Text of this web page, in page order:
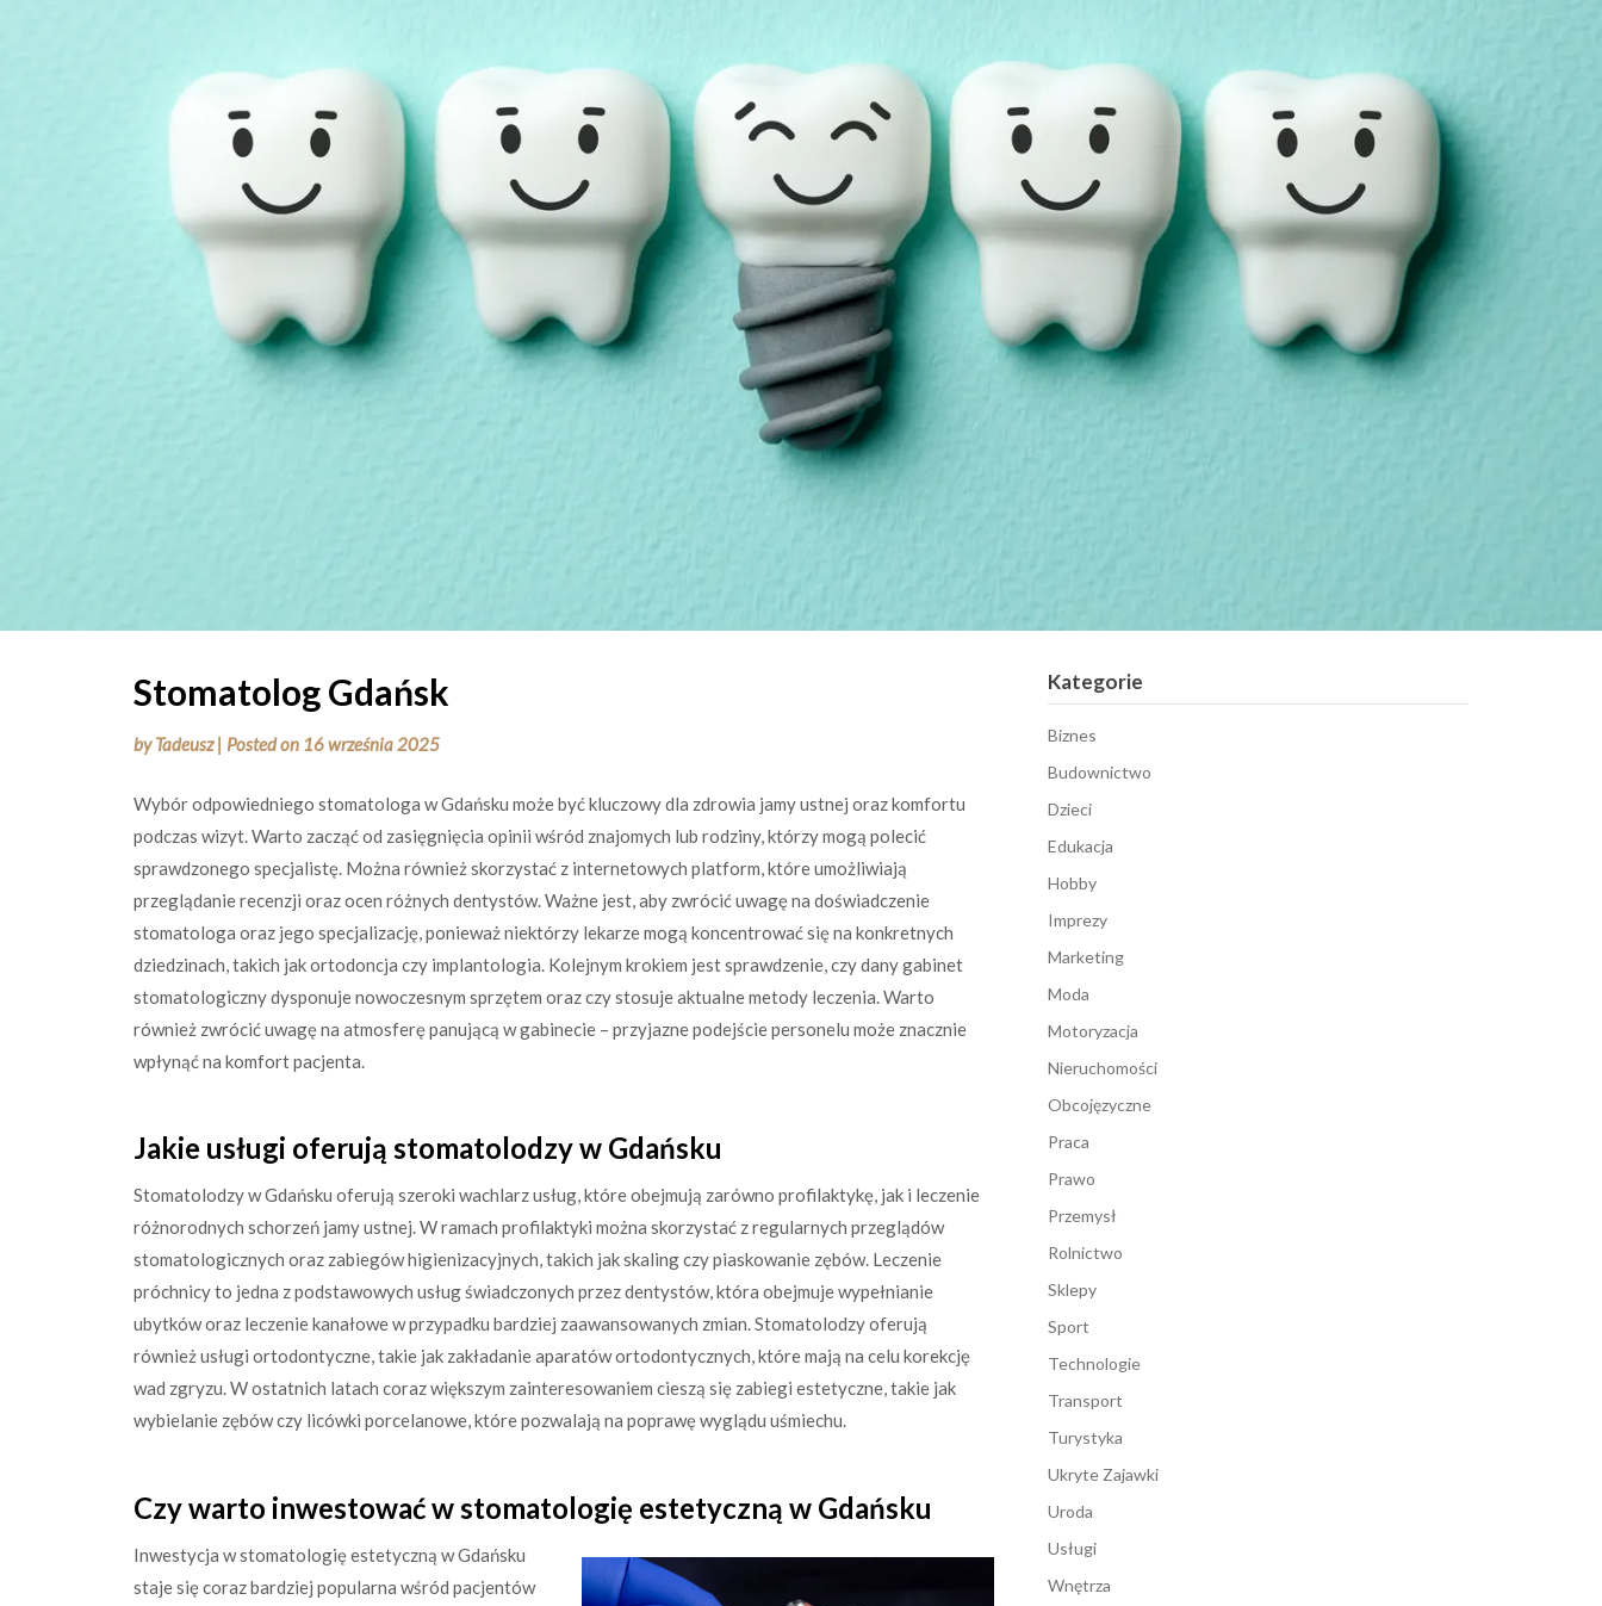
Stomatolog Gdańsk
byTadeusz | Posted on 16 września 2025
Wybór odpowiedniego stomatologa w Gdańsku może być kluczowy dla zdrowia jamy ustnej oraz komfortu
podczas wizyt. Warto zacząć od zasięgnięcia opinii wśród znajomych lub rodziny, którzy mogą polecić
sprawdzonego specjalistę. Można również skorzystać z internetowych platform, które umożliwiają
przeglądanie recenzji oraz ocen różnych dentystów. Ważne jest, aby zwrócić uwagę na doświadczenie
stomatologa oraz jego specjalizację, ponieważ niektórzy lekarze mogą koncentrować się na konkretnych
dziedzinach, takich jak ortodoncja czy implantologia. Kolejnym krokiem jest sprawdzenie, czy dany gabinet
stomatologiczny dysponuje nowoczesnym sprzętem oraz czy stosuje aktualne metody leczenia. Warto
również zwrócić uwagę na atmosferę panującą w gabinecie – przyjazne podejście personelu może znacznie
wpłynąć na komfort pacjenta.
Jakie usługi oferują stomatolodzy w Gdańsku
Stomatolodzy w Gdańsku oferują szeroki wachlarz usług, które obejmują zarówno profilaktykę, jak i leczenie
różnorodnych schorzeń jamy ustnej. W ramach profilaktyki można skorzystać z regularnych przeglądów
stomatologicznych oraz zabiegów higienizacyjnych, takich jak skaling czy piaskowanie zębów. Leczenie
próchnicy to jedna z podstawowych usług świadczonych przez dentystów, która obejmuje wypełnianie
ubytków oraz leczenie kanałowe w przypadku bardziej zaawansowanych zmian. Stomatolodzy oferują
również usługi ortodontyczne, takie jak zakładanie aparatów ortodontycznych, które mają na celu korekcję
wad zgryzu. W ostatnich latach coraz większym zainteresowaniem cieszą się zabiegi estetyczne, takie jak
wybielanie zębów czy licówki porcelanowe, które pozwalają na poprawę wyglądu uśmiechu.
Czy warto inwestować w stomatologię estetyczną w Gdańsku
Inwestycja w stomatologię estetyczną w Gdańsku
staje się coraz bardziej popularna wśród pacjentów
Kategorie
Biznes
Budownictwo
Dzieci
Edukacja
Hobby
Imprezy
Marketing
Moda
Motoryzacja
Nieruchomości
Obcojęzyczne
Praca
Prawo
Przemysł
Rolnictwo
Sklepy
Sport
Technologie
Transport
Turystyka
Ukryte Zajawki
Uroda
Usługi
Wnętrza